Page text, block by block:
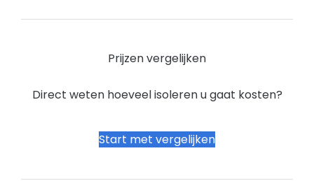
Prijzen vergelijken
Direct weten hoeveel isoleren u gaat kosten?
Start met vergelijken